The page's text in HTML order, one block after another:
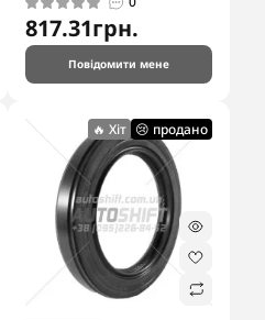
817.31грн.
Повідомити мене
🔥 Хіт 😢 продано